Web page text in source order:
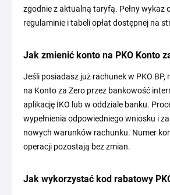
zgodnie z aktualną taryfą. Pełny wykaz
regulaminie i tabeli opłat dostępnej na
Jak zmienić konto na PKO Konto
Jeśli posiadasz już rachunek w PKO BP,
na Konto za Zero przez bankowość
aplikację IKO lub w oddziale banku.
wypełnienia odpowiedniego wniosku i
nowych warunków rachunku. Numer
operacji pozostają bez zmian.
Jak wykorzystać kod rabatowy